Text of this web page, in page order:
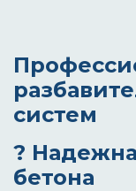
систем
?️
бетона